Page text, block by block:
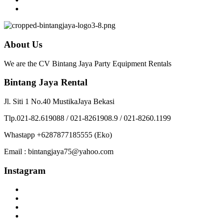
About Us
We are the CV Bintang Jaya Party Equipment Rentals
Bintang Jaya Rental
Jl. Siti 1 No.40 MustikaJaya Bekasi
Tlp.021-82.619088 / 021-8261908.9 / 021-8260.1199
Whastapp +6287877185555 (Eko)
Email : bintangjaya75@yahoo.com
Instagram